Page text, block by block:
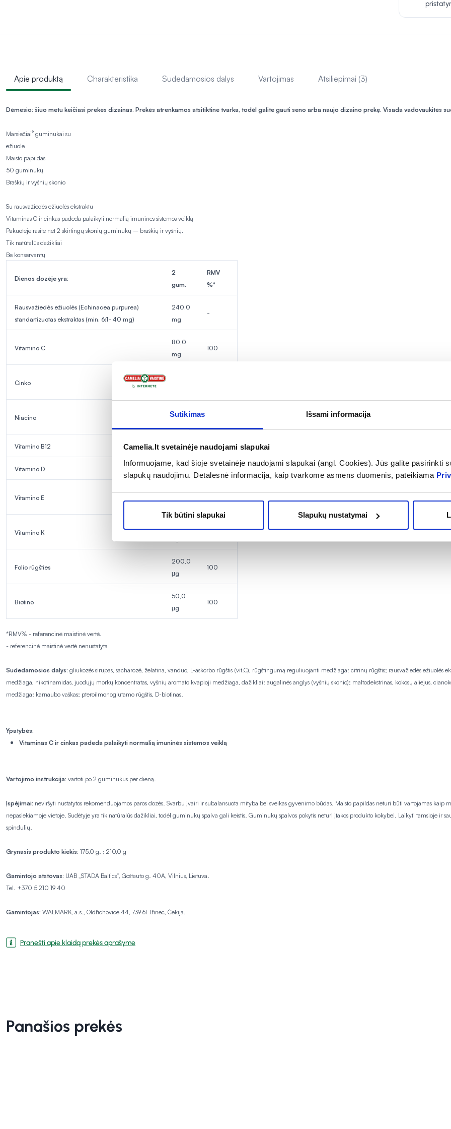
Sutikimas Išsami informacija
Camelia.lt svetainėje naudojami slapukai
Informuojame, kad šioje svetainėje naudojami slapukai (angl. Cookies). Jūs galite pasirinkti
slapukų naudojimu. Detalesnė informacija, kaip tvarkome asmens duomenis, pateikiama
Tik būtini slapukai Slapukų nustatymai
Apie produktą Charakteristika Sudedamosios dalys Vartojimas Atsiliepimai (3)
Dėmesio: šiuo metu keičiasi prekės dizainas. Prekės atrenkamos atsitiktine tvarka, todėl galite gauti seno arba naujo dizaino prekę. Visada vadovaukitės
Marsiečiai® guminukai su
ežiuole
Maisto papildas
50 guminukų
Braškių ir vyšnių skonio
Su rausvažiedės ežiuolės ekstraktu
Vitaminas C ir cinkas padeda palaikyti normalią imuninės sistemos veiklą
Pakuotėje rasite net 2 skirtingų skonių guminukų – braškių ir vyšnių.
Tik natūtalūs dažikliai
Be konservantų
Dienos dozėje yra:
2
gum.
RMV
%*
Rausvažiedės ežiuolės (Echinacea purpurea)
standartizuotas ekstraktas (min. 6:1- 40 mg)
240,0
mg
-
Vitamino C
80,0
mg
100
Cinko
Niacino
16,0
Vitamino B12 2,5 μg 100
Vitamino D 5,0 μg
Vitamino E
12,0
mg
Vitamino K
Folio rūgšties
200,0
μg
100
Biotino
50,0
μg
100
*RMV% - referencinė maistinė vertė.
- referencinė maistinė vertė nenustatyta
Sudedamosios dalys: gliukozės sirupas, sacharozė, želatina, vanduo, L-askorbo rūgštis (vit.C), rūgštingumą reguliuojanti medžiaga: citrinų rūgštis; rausvažiedės ežiuolės
medžiaga, nikotinamidas, juodųjų morkų koncentratas, vyšnių aromato kvapioji medžiaga, dažikliai: augalinės anglys (vyšnių skonio); maltodekstrinas, kokosų aliejus,
medžiaga: karnaubo vaškas; pteroilmonoglutamo rūgštis, D-biotinas.
Ypatybės:
Vitaminas C ir cinkas padeda palaikyti normalią imuninės sistemos veiklą
Vartojimo instrukcija: vartoti po 2 guminukus per dieną.
Įspėjimai: neviršyti nustatytos rekomenduojamos paros dozės. Svarbu įvairi ir subalansuota mityba bei sveikas gyvenimo būdas. Maisto papildas neturi būti vartojamas
nepasiekiamoje vietoje. Sudėtyje yra tik natūralūs dažikliai, todėl guminukų spalva gali keistis. Guminukų spalvos pokytis neturi įtakos produkto kokybei. Laikyti tamsioje ir
spindulių.
Grynasis produkto kiekis: 175,0 g. ; 210,0 g
Gamintojo atstovas: UAB „STADA Baltics“, Goštauto g. 40A, Vilnius, Lietuva.
Tel. +370 5 210 19 40
Gamintojas: WALMARK, a.s., Oldřichovice 44, 739 61 Třinec, Čekija.
Pranešti apie klaidą prekės aprašyme
Panašios prekės